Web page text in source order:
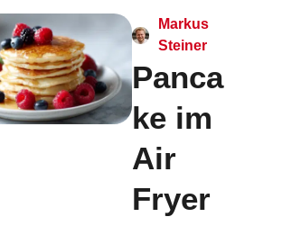
Markus
Steiner
Panca
ke im
Air
Fryer